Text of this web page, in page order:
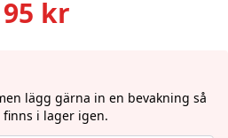
kr
lägg gärna in en bevakning så
i lager igen.